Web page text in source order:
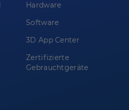
Hardware
Software
3D App Center
Zertifizierte
Gebrauchtgeräte